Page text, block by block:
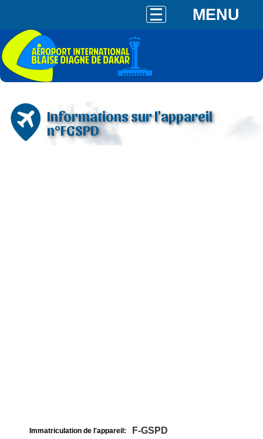
MENU
Informations sur l'appareil
n°FGSPD
Immatriculation de l'appareil: F-GSPD